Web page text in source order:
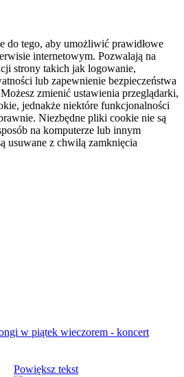
do tego, aby umożliwić prawidłowe
internetowym. Pozwalają na
strony takich jak logowanie,
lub zapewnienie bezpieczeństwa
zmienić ustawienia przeglądarki,
jednakże niektóre funkcjonalności
Niezbędne pliki cookie nie są
na komputerze lub innym
usuwane z chwilą zamknięcia
w piątek wieczorem - koncert
Powiększ tekst